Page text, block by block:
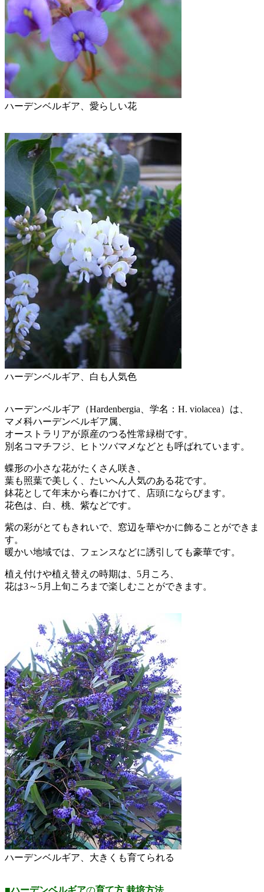
ハーデンベルギア、愛らしい花
ハーデンベルギア、白も人気色
ハーデンベルギア（Hardenbergia、学名：H. violacea）は、
マメ科ハーデンベルギア属、
オーストラリアが原産のつる性常緑樹です。
別名コマチフジ、ヒトツバマメなどとも呼ばれています。
蝶形の小さな花がたくさん咲き、
葉も照葉で美しく、たいへん人気のある花です。
鉢花として年末から春にかけて、店頭にならびます。
花色は、白、桃、紫などです。
紫の彩がとてもきれいで、窓辺を華やかに飾ることができま
す。
暖かい地域では、フェンスなどに誘引しても豪華です。
植え付けや植え替えの時期は、5月ころ、
花は3～5月上旬ころまで楽しむことができます。
ハーデンベルギア、大きくも育てられる
■ハーデンベルギアの育て方 栽培方法